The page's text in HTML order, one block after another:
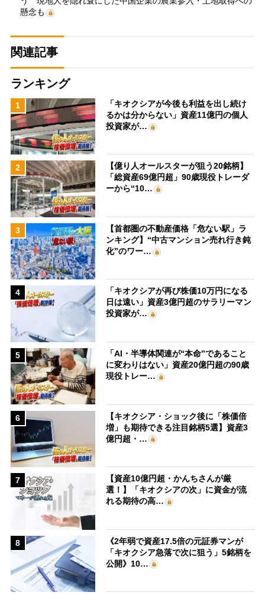
懸念も
関連記事
ランキング
1
「キオクシアが今後も利益を出し続け
るかは分からない」資産11億円の個人
投資家が…
2
【億り人オールスターが狙う20銘柄】
「総資産69億円超」90歳現役トレーダ
ーから“10…
3
【首都圏の不動産価格「危ない駅」ラ
ンキング】“中古マンション売れ行き鈍
化”のワー…
4
「キオクシアが再び株価10万円になる
日は遠い」資産3億円超のサラリーマン
投資家が…
5
「AI・半導体関連が“本命”であること
に変わりはない」資産20億円超の90歳
現役トレー…
6
【キオクシア・ショック後に「株価倍
増」も期待できる注目銘柄5選】資産3
億円超・…
7
【資産10億円超・かんちさんが厳
選！】「キオクシアの次」に資金が流
れる期待の高…
8
《2年弱で資産17.5倍の元証券マンが
「キオクシア急落で次に狙う」5銘柄を
公開》10…